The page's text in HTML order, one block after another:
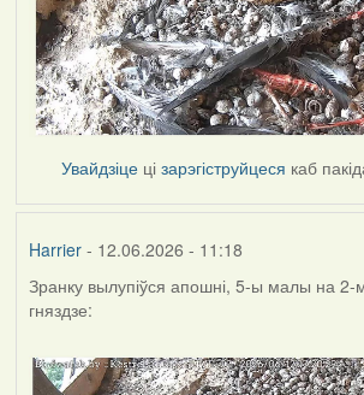
Увайдзіце цізарэгіструйцеся каб
Harrier- 12.06.2026 - 11:18
Зранку вылупіўся апошні, 5-ы малы на 2-
гняздзе: